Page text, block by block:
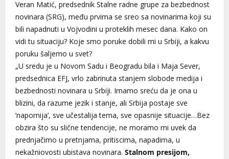
Veran Matić, predsednik Stalne radne grupe za bezbednost
novinara (SRG), među prvima se sreo sa novinarima koji su
bili napadnuti u Vojvodini u proteklih mesec dana. Kako on
vidi tu situaciju? Koje smo poruke dobili mi u Srbiji, a kakvu
poruku šaljemo u svet?
„U sredu je u Novom Sadu i Beogradu bila i Maja Sever,
predsednica EFJ, vrlo zabrinuta stanjem slobode medija i
bezbednosti novinara u Srbiji. Imamo sreću da je ona u
blizini, da razume jezik i stanje, ali Srbija postaje sve
’napornija’, sve učestalija tema, sve opasnije situacije…Bez
obzira što su slične tendencije, ne moramo mi uvek da
prednjačimo u pretnjama, pritiscima, napadima, u
nekažniovosti ubistava novinara. Stalnom presijom,